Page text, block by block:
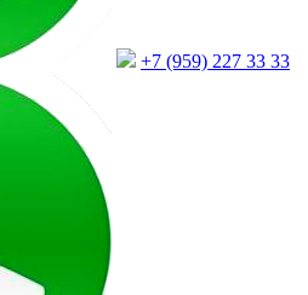
+7 (959) 227 33 33